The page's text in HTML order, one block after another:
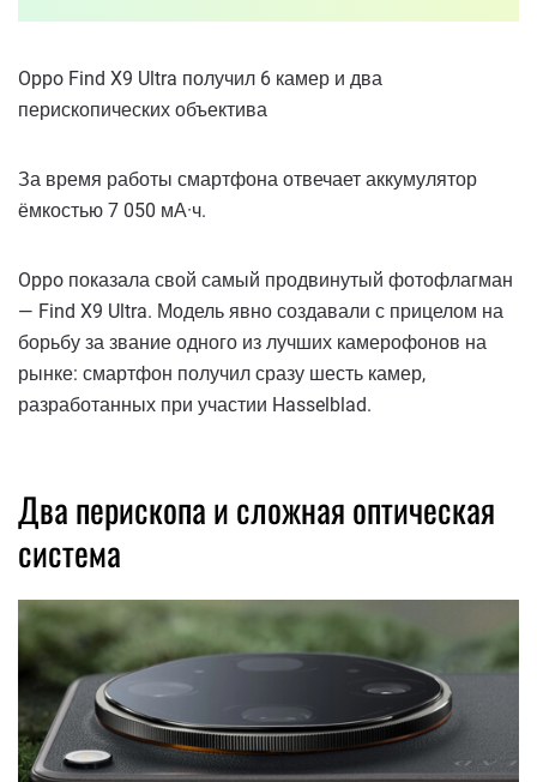
Oppo Find X9 Ultra получил 6 камер и два
перископических объектива
За время работы смартфона отвечает аккумулятор
ёмкостью 7 050 мА·ч.
Oppo показала свой самый продвинутый фотофлагман
— Find X9 Ultra. Модель явно создавали с прицелом на
борьбу за звание одного из лучших камерофонов на
рынке: смартфон получил сразу шесть камер,
разработанных при участии Hasselblad.
Два перископа и сложная оптическая
система